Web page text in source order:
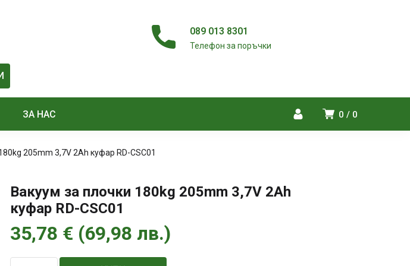
089 013 8301
Телефон за поръчки
0 0
ЗА НАС
205mm 3,7V 2Ah куфар RD-CSC01
Вакуум за плочки 180kg 205mm 3,7V 2Ah
куфар RD-CSC01
35,78 € (69,98 лв.)